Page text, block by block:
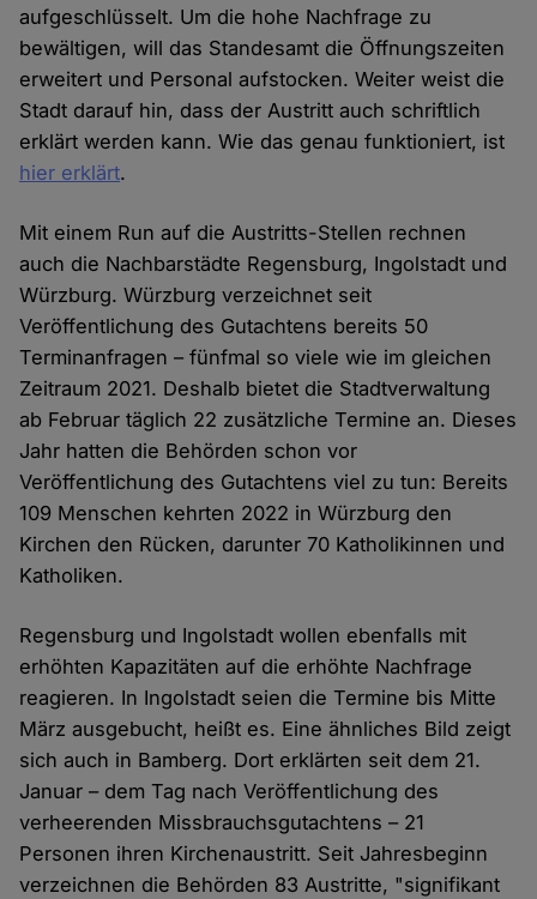
aufgeschlüsselt. Um die hohe Nachfrage zu
bewältigen, will das Standesamt die Öffnungszeiten
erweitert und Personal aufstocken. Weiter weist die
Stadt darauf hin, dass der Austritt auch schriftlich
erklärt werden kann. Wie das genau funktioniert, ist
hier erklärt.
Mit einem Run auf die Austritts-Stellen rechnen
auch die Nachbarstädte Regensburg, Ingolstadt und
Würzburg. Würzburg verzeichnet seit
Veröffentlichung des Gutachtens bereits 50
Terminanfragen – fünfmal so viele wie im gleichen
Zeitraum 2021. Deshalb bietet die Stadtverwaltung
ab Februar täglich 22 zusätzliche Termine an. Dieses
Jahr hatten die Behörden schon vor
Veröffentlichung des Gutachtens viel zu tun: Bereits
109 Menschen kehrten 2022 in Würzburg den
Kirchen den Rücken, darunter 70 Katholikinnen und
Katholiken.
Regensburg und Ingolstadt wollen ebenfalls mit
erhöhten Kapazitäten auf die erhöhte Nachfrage
reagieren. In Ingolstadt seien die Termine bis Mitte
März ausgebucht, heißt es. Eine ähnliches Bild zeigt
sich auch in Bamberg. Dort erklärten seit dem 21.
Januar – dem Tag nach Veröffentlichung des
verheerenden Missbrauchsgutachtens – 21
Personen ihren Kirchenaustritt. Seit Jahresbeginn
verzeichnen die Behörden 83 Austritte, "signifikant